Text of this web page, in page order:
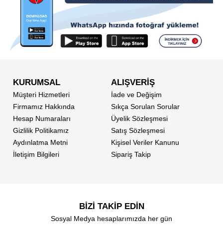
KURUMSAL
Müşteri Hizmetleri
Firmamız Hakkında
Hesap Numaraları
Gizlilik Politikamız
Aydınlatma Metni
İletişim Bilgileri
ALIŞVERİŞ
İade ve Değişim
Sıkça Sorulan Sorular
Üyelik Sözleşmesi
Satış Sözleşmesi
Kişisel Veriler Kanunu
Sipariş Takip
BİZİ TAKİP EDİN
Sosyal Medya hesaplarımızda her gün